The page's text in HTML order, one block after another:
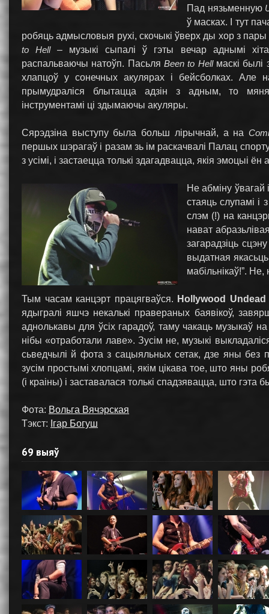
Пад нязьменную
ў масках. І тут
робяць адмысловыя рухі, скочыкі ўверх ды хор з
to Hell– музыкі сыпалі ў гэты вечар аднымі
распальваючы натоўп. Пасьля Been to Hellмаскі былі
хлапцоў у сонечных акулярах і бейсболках. Але
прымудраліся блытацца адзін з адным, то
інструментамі ці здымаючы акуляры.
Сярэдзіна выступу была больш лірычнай, а на
першых шэрагаў і разам зь ім раскачвалі Палац
з усімі, і застаецца толькі здагадвацца, якія эмоцыі
Не абміну ўвагай
стаяць слупамі і
слэм (!) на
нават
загарадзіць
выдатная
мабільнікаў!”.
Тым часам канцэрт працягваўся. Hollywood Undead
ядыгралі яшчэ некалькі правераных баявікоў,
аднолькавы для ўсіх гарадоў, таму чакаць музыкаў
нібы «отработали лаве». Зусім не, музыкі
сьведчылі й фота з сацыяльных сетак, дзе яны без
зусім простымі хлопцамі, якім цікава тое, што яны
(і краіны) і заставалася толькі спадзявацца, што гэта
Фота: Вольга Вячэрская
Тэкст: Ігар Богуш
69 выяў